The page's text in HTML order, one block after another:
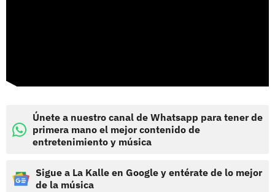
Únete a nuestro canal de Whatsapp para tener de
primera mano el mejor contenido de
entretenimiento y música
Sigue a La Kalle en Google y entérate de lo mejor
de la música